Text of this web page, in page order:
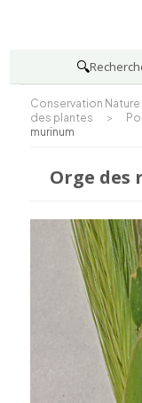
🔍
Conservation Nature
des plantes
>
murinum
Orge des